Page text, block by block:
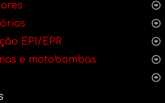
EPI/EPR
e motobombas